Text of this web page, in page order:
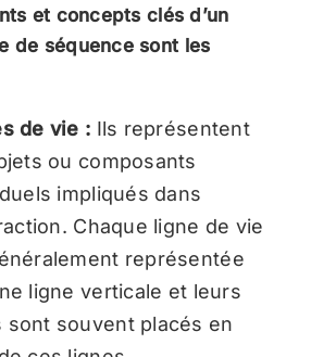
et concepts clés d’un
de séquence sont les
de vie : Ils représentent
ou composants
impliqués dans
Chaque ligne de vie
représentée
ligne verticale et leurs
sont souvent placés en